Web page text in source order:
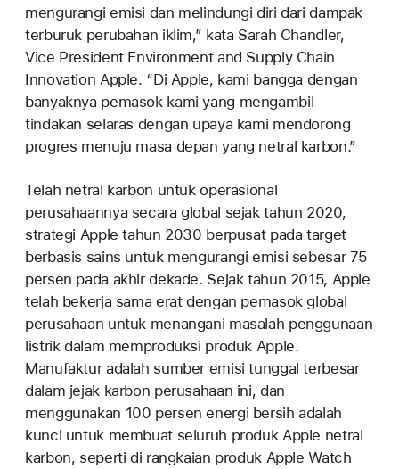
mengurangi emisi dan melindungi diri dari dampak
terburuk perubahan iklim,” kata Sarah Chandler,
Vice President Environment and Supply Chain
Innovation Apple. “Di Apple, kami bangga dengan
banyaknya pemasok kami yang mengambil
tindakan selaras dengan upaya kami mendorong
progres menuju masa depan yang netral karbon.”
Telah netral karbon untuk operasional
perusahaannya secara global sejak tahun 2020,
strategi Apple tahun 2030 berpusat pada target
berbasis sains untuk mengurangi emisi sebesar 75
persen pada akhir dekade. Sejak tahun 2015, Apple
telah bekerja sama erat dengan pemasok global
perusahaan untuk menangani masalah penggunaan
listrik dalam memproduksi produk Apple.
Manufaktur adalah sumber emisi tunggal terbesar
dalam jejak karbon perusahaan ini, dan
menggunakan 100 persen energi bersih adalah
kunci untuk membuat seluruh produk Apple netral
karbon, seperti di rangkaian produk Apple Watch